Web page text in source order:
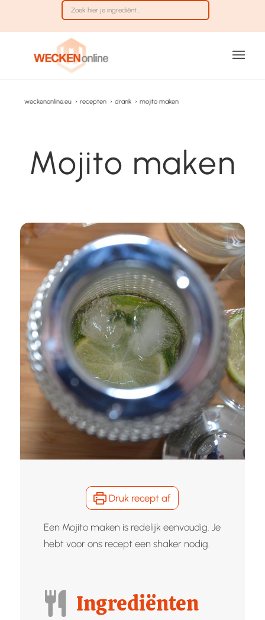
weckenonline.eu › recepten › drank › mojito maken
Mojito maken
Druk recept af
Een Mojito maken is redelijk eenvoudig. Je
hebt voor ons recept een shaker nodig.
Ingrediënten